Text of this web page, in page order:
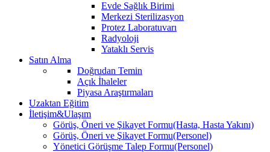
Evde Sağlık Birimi
Merkezi Sterilizasyon
Protez Laboratuvarı
Radyoloji
Yataklı Servis
Satın Alma
Doğrudan Temin
Açık İhaleler
Piyasa Araştırmaları
Uzaktan Eğitim
İletişim&Ulaşım
Görüş, Öneri ve Şikayet Formu(Hasta, Hasta Yakını)
Görüş, Öneri ve Şikayet Formu(Personel)
Yönetici Görüşme Talep Formu(Personel)